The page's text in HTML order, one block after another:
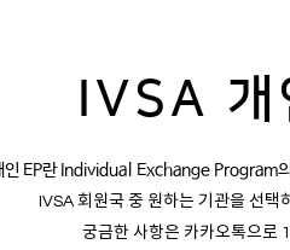
IVSA
인 EP란 Individual Exchange Program의
IVSA 회원국 중 원하는 기관을 선택
궁금한 사항은 카카오톡으로